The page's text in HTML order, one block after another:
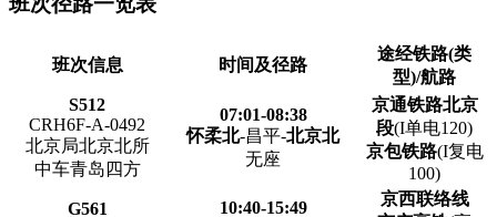
班次信息 时间及径路
途经铁路(类
型)/航路
S512
CRH6F-A-0492
北京局北京北所
中车青岛四方
07:01-08:38
怀柔北-昌平-北京北
无座
京通铁路北京
段(I单电120)
京包铁路(I复电
100)
G561
10:40-15:49
京西联络线